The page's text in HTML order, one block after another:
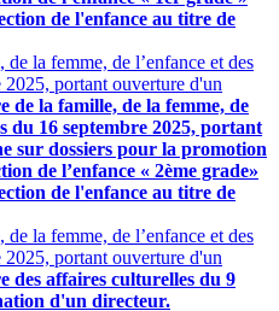
de l'enfance au titre de
la femme, de l’enfance et des
2025, portant ouverture d'un
de la famille, de la femme, de
du 16 septembre 2025, portant
sur dossiers pour la promotion
de l’enfance « 2ème grade»
de l'enfance au titre de
la femme, de l’enfance et des
2025, portant ouverture d'un
des affaires culturelles du 9
d'un directeur.